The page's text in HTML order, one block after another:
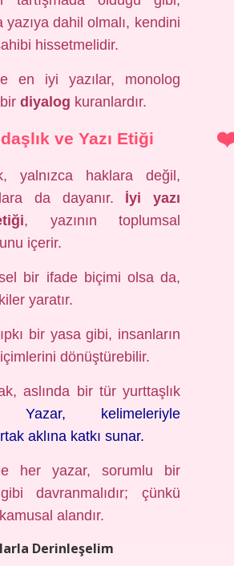
yazıya dahil olmalı, kendini
hissetmelidir.
en iyi yazılar, monolog
birdiyalog kuranlardır.
ve Yazı Etiği
yalnızca haklara değil,
da dayanır. İyi yazı
, yazının toplumsal
içerir.
bir ifade biçimi olsa da,
yaratır.
bir yasa gibi, insanların
dönüştürebilir.
aslında bir tür yurttaşlık
Yazar, kelimeleriyle
aklına katkı sunar.
her yazar, sorumlu bir
davranmalıdır; çünkü
alandır.
Derinleşelim